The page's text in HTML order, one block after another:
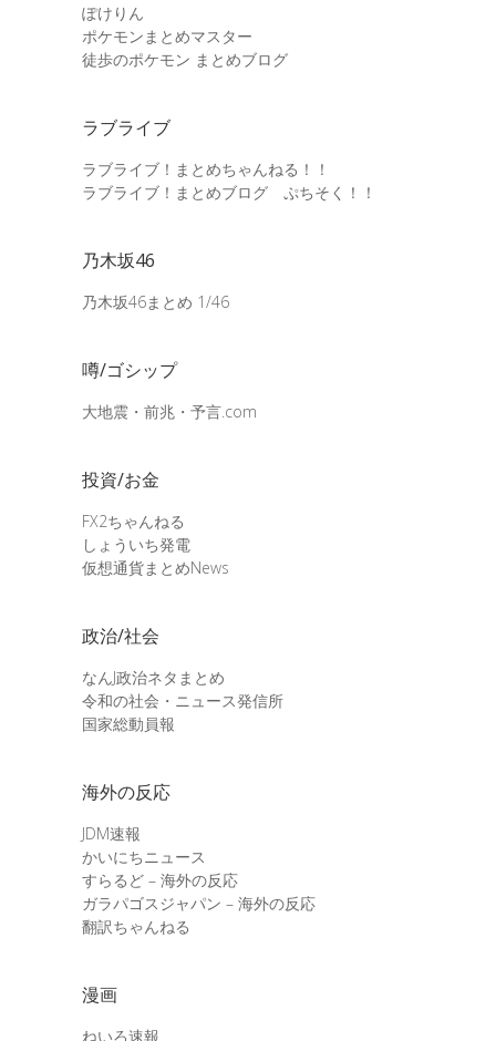
ぽけりん
ポケモンまとめマスター
徒歩のポケモン まとめブログ
ラブライブ
ラブライブ！まとめちゃんねる！！
ラブライブ！まとめブログ ぷちそく！！
乃木坂46
乃木坂46まとめ 1/46
噂/ゴシップ
大地震・前兆・予言.com
投資/お金
FX2ちゃんねる
しょういち発電
仮想通貨まとめNews
政治/社会
なんJ政治ネタまとめ
令和の社会・ニュース発信所
国家総動員報
海外の反応
JDM速報
かいにちニュース
すらるど – 海外の反応
ガラパゴスジャパン – 海外の反応
翻訳ちゃんねる
漫画
ねいろ速報